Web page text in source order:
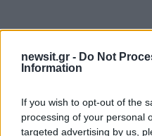
newsit.gr - Do Not
Information
If you wish to opt-out of the
processing of your personal
targeted advertising by us,